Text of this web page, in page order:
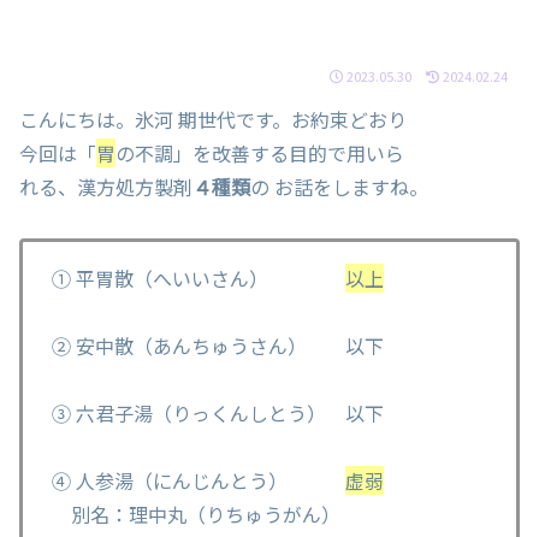
2023.05.30 2024.02.24
こんにちは。氷河 期世代です。お約束どおり
今回は「胃の不調」を改善する目的で用いら
れる、漢方処方製剤４種類の お話をしますね。
① 平胃散（へいいさん） 以上
② 安中散（あんちゅうさん） 以下
③ 六君子湯（りっくんしとう） 以下
④ 人参湯（にんじんとう） 虚弱
別名：理中丸（りちゅうがん）